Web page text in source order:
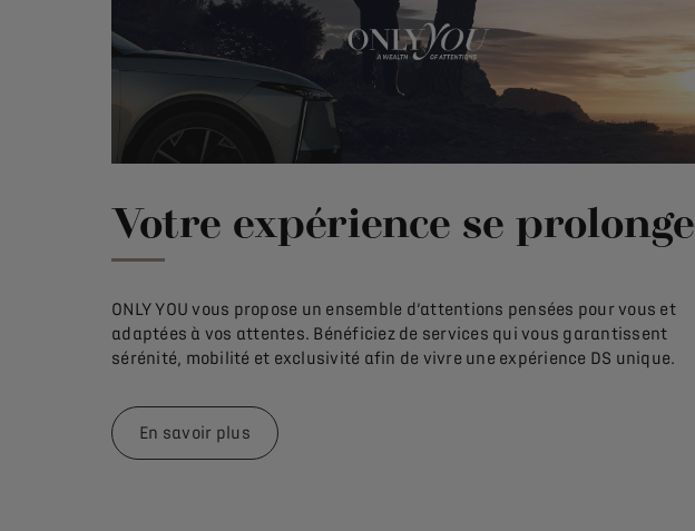
Votre expérience se prolonge
ONLY YOU vous propose un ensemble d’attentions pensées pour vous et
adaptées à vos attentes. Bénéficiez de services qui vous garantissent
sérénité, mobilité et exclusivité afin de vivre une expérience DS unique.
En savoir plus